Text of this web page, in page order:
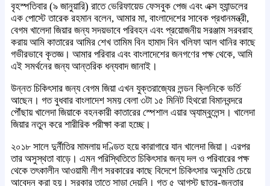
বৃহস্পতিবার (৯ জানুয়ারি) রাতে ভেরিফায়েড ফেসবুক পেজ এবং এক্স হ্যান্ডলের
এক পোস্টে তারেক রহমান বলেন, আমার মা, বাংলাদেশের সাবেক প্রধানমন্ত্রী,
বেগম খালেদা জিয়ার জন্য সদয়ভাবে পরিবহন এবং প্রয়োজনীয় সরঞ্জাম সরবরাহ
করায় আমি কাতারের আমির শেখ তামিম বিন হামাদ বিন খলিফা আল থানির কাছে
গভীরভাবে কৃতজ্ঞ। আমার পরিবার এবং বাংলাদেশের জনগণের পক্ষ থেকে, আমি
এই সমর্থনের জন্য আন্তরিক ধন্যবাদ জানাই।
উন্নত চিকিৎসার জন্য বেগম জিয়া এখন যুক্তরাজ্যের লন্ডন ক্লিনিকে ভর্তি
আছেন। গত বুধবার বাংলাদেশ সময় বেলা ৩টা ১৫ মিনিট হিথরো বিমানবন্দরে
পৌঁছায় খালেদা জিয়াকে বহনকারী কাতারের স্পেশাল এয়ার অ্যাম্বুলেন্স। খালেদা
জিয়ার নতুন করে শারীরিক পরীক্ষা করা হচ্ছে।
২০১৮ সালে দুর্নীতির মামলায় দণ্ডিত হয়ে কারাগারে যান খালেদা জিয়া। এরপর
তার অসুস্থতা বাড়ে। এমন পরিস্থিতিতে চিকিৎসার জন্য দল ও পরিবারের পক্ষ
থেকে তৎকালীন আওয়ামী লীগ সরকারের কাছে বিদেশে চিকিৎসার অনুমতি চেয়ে
আবেদন করা হয়। সরকার তাতে সাড়া দেয়নি। গত ৫ আগস্ট ছাত্র-জনতার